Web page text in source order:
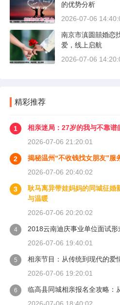
的优势分析
2026-07-06
南京市滇圆囍婚恋
爱，线上启航
2026-07-06
精彩推荐
1
相亲迷局：27岁的我与不靠谱
2026-07-06 21:20:01
2
揭秘温州“不收钱找女朋友”服
2026-07-06 20:40:02
3
耿马离异带娃妈妈的同城征婚
与温暖
2026-07-06 20:20:02
4
2018云南迪庆事业单位面试形
2026-07-06 19:40:01
5
相亲节目：从传统到现代的爱
2026-07-06 19:20:01
6
临高县同城相亲报名全攻略：